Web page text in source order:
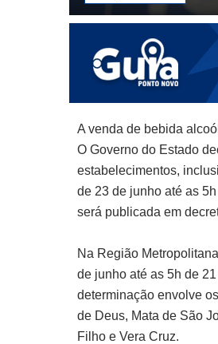
A venda de bebida
O Governo do Estado
estabelecimentos,
de 23 de junho até as
será publicada em
Na Região
de junho até as 5h de
determinação envolve
de Deus, Mata de São
Filho e Vera Cruz.